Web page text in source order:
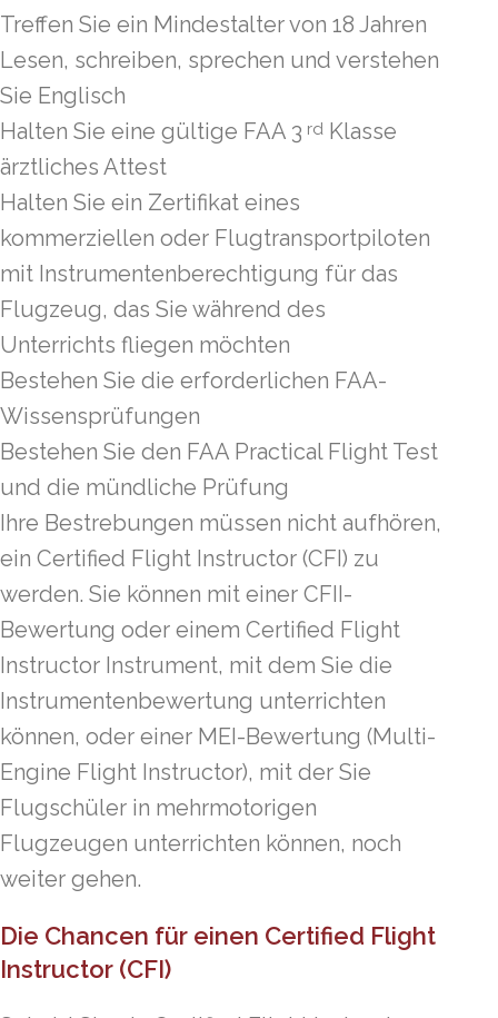
Treffen Sie ein Mindestalter von 18 Jahren
Lesen, schreiben, sprechen und verstehen
Sie Englisch
Halten Sie eine gültige FAA 3 rd Klasse
ärztliches Attest
Halten Sie ein Zertifikat eines
kommerziellen oder Flugtransportpiloten
mit Instrumentenberechtigung für das
Flugzeug, das Sie während des
Unterrichts fliegen möchten
Bestehen Sie die erforderlichen FAA-
Wissensprüfungen
Bestehen Sie den FAA Practical Flight Test
und die mündliche Prüfung
Ihre Bestrebungen müssen nicht aufhören,
ein Certified Flight Instructor (CFI) zu
werden. Sie können mit einer CFII-
Bewertung oder einem Certified Flight
Instructor Instrument, mit dem Sie die
Instrumentenbewertung unterrichten
können, oder einer MEI-Bewertung (Multi-
Engine Flight Instructor), mit der Sie
Flugschüler in mehrmotorigen
Flugzeugen unterrichten können, noch
weiter gehen.
Die Chancen für einen Certified Flight
Instructor (CFI)